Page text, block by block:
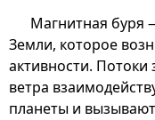
Магнитная буря
Земли, которое
активности.
ветра
планеты и